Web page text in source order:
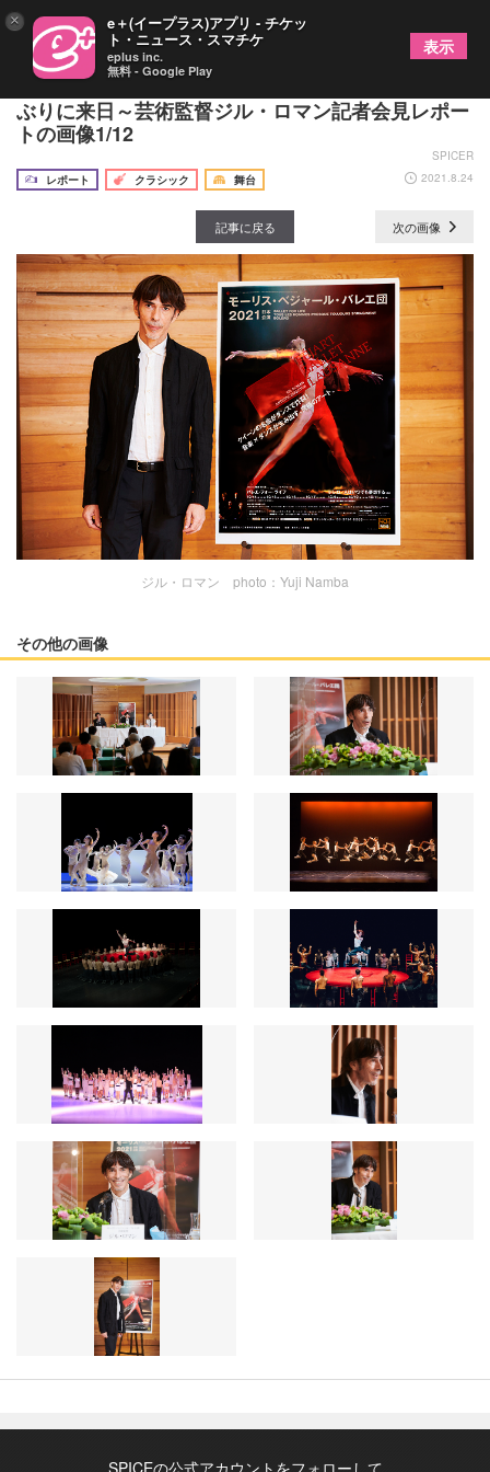
モーリス・ベジャール・バレエ団が2021年秋、4年
ぶりに来日～芸術監督ジル・ロマン記者会見レポー
トの画像1/12
SPICER
レポート
クラシック 舞台 2021.8.24
記事に戻る 次の画像
ジル・ロマン photo：Yuji Namba
その他の画像
SPICEの公式アカウントをフォローして
× e＋(イープラス)アプリ - チケッ
ト・ニュース・スマチケ
eplus inc.
無料 - Google Play
表示